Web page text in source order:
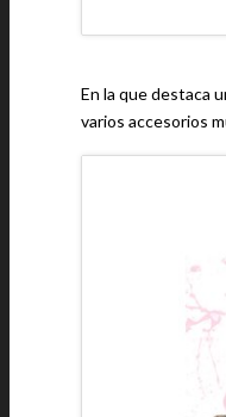
En la que destaca
varios accesorios